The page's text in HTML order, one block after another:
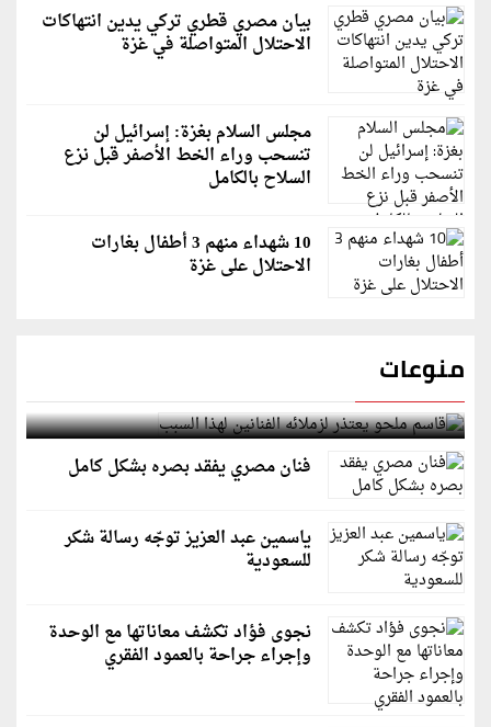
بيان مصري قطري تركي يدين انتهاكات
الاحتلال المتواصلة في غزة
مجلس السلام بغزة: إسرائيل لن
تنسحب وراء الخط الأصفر قبل نزع
السلاح بالكامل
10 شهداء منهم 3 أطفال بغارات
الاحتلال على غزة
منوعات
قاسم ملحو يعتذر لزملائه الفنانين لهذا السبب
فنان مصري يفقد بصره بشكل كامل
ياسمين عبد العزيز توجّه رسالة شكر
للسعودية
نجوى فؤاد تكشف معاناتها مع الوحدة
وإجراء جراحة بالعمود الفقري